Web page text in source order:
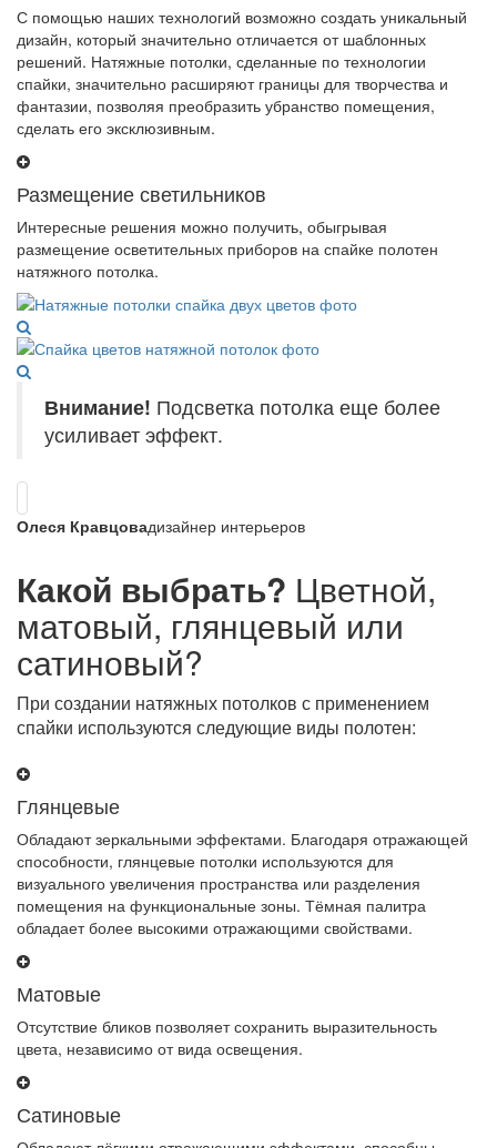
С помощью наших технологий возможно создать уникальный
дизайн, который значительно отличается от шаблонных
решений. Натяжные потолки, сделанные по технологии
спайки, значительно расширяют границы для творчества и
фантазии, позволяя преобразить убранство помещения,
сделать его эксклюзивным.
Размещение светильников
Интересные решения можно получить, обыгрывая
размещение осветительных приборов на спайке полотен
натяжного потолка.
Внимание! Подсветка потолка еще более
усиливает эффект.
Олеся Кравцовадизайнер интерьеров
Какой выбрать? Цветной,
матовый, глянцевый или
сатиновый?
При создании натяжных потолков с применением
спайки используются следующие виды полотен:
Глянцевые
Обладают зеркальными эффектами. Благодаря отражающей
способности, глянцевые потолки используются для
визуального увеличения пространства или разделения
помещения на функциональные зоны. Тёмная палитра
обладает более высокими отражающими свойствами.
Матовые
Отсутствие бликов позволяет сохранить выразительность
цвета, независимо от вида освещения.
Сатиновые